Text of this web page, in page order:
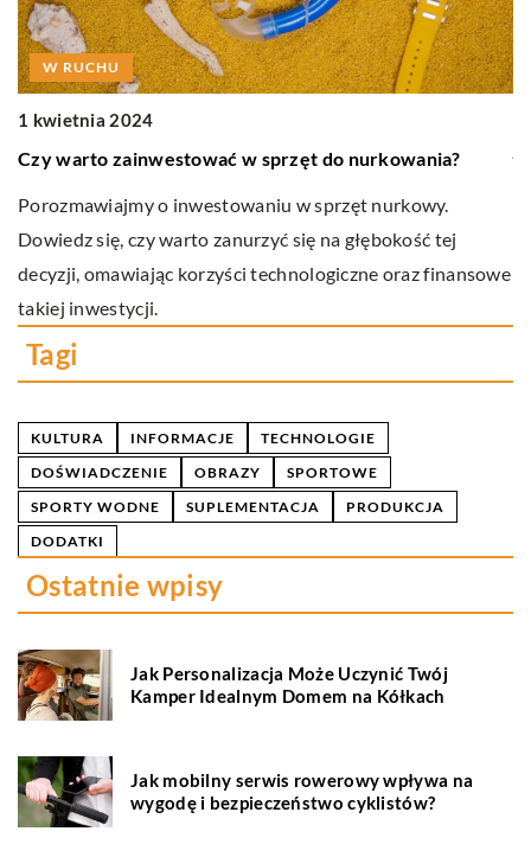
W RUCHU
1 kwietnia 2024
Czy warto zainwestować w sprzęt do nurkowania?
Porozmawiajmy o inwestowaniu w sprzęt nurkowy.
Dowiedz się, czy warto zanurzyć się na głębokość tej
decyzji, omawiając korzyści technologiczne oraz finansowe
takiej inwestycji.
Tagi
KULTURA INFORMACJE
TECHNOLOGIE
DOŚWIADCZENIE
OBRAZY
SPORTOWE
SPORTY WODNE
SUPLEMENTACJA
PRODUKCJA
DODATKI
Ostatnie wpisy
Jak Personalizacja Może Uczynić Twój
Kamper Idealnym Domem na Kółkach
Jak mobilny serwis rowerowy wpływa na
wygodę i bezpieczeństwo cyklistów?